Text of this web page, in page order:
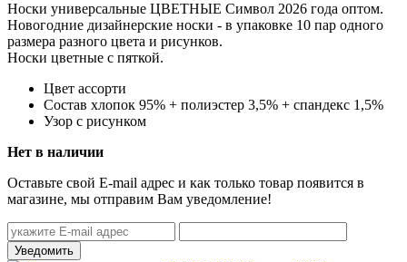
Носки универсальные ЦВЕТНЫЕ Символ 2026 года оптом.
Новогодние дизайнерские носки - в упаковке 10 пар одного
размера разного цвета и рисунков.
Носки цветные с пяткой.
Цвет ассорти
Состав хлопок 95% + полиэстер 3,5% + спандекс 1,5%
Узор с рисунком
Нет в наличии
Оставьте свой E-mail адрес и как только товар появится в
магазине, мы отправим Вам уведомление!